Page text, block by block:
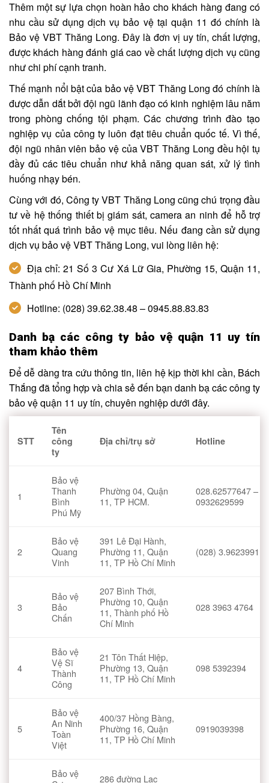
Thêm một sự lựa chọn hoàn hảo cho khách hàng đang có
nhu cầu sử dụng dịch vụ bảo vệ tại quận 11 đó chính là
Bảo vệ VBT Thăng Long. Đây là đơn vị uy tín, chất lượng,
được khách hàng đánh giá cao về chất lượng dịch vụ cũng
như chi phí cạnh tranh.
Thế mạnh nổi bật của bảo vệ VBT Thăng Long đó chính là
được dẫn dắt bởi đội ngũ lãnh đạo có kinh nghiệm lâu năm
trong phòng chống tội phạm. Các chương trình đào tạo
nghiệp vụ của công ty luôn đạt tiêu chuẩn quốc tế. Vì thế,
đội ngũ nhân viên bảo vệ của VBT Thăng Long đều hội tụ
đầy đủ các tiêu chuẩn như khả năng quan sát, xử lý tình
huống nhạy bén.
Cùng với đó, Công ty VBT Thăng Long cũng chú trọng đầu
tư về hệ thống thiết bị giám sát, camera an ninh để hỗ trợ
tốt nhất quá trình bảo vệ mục tiêu. Nếu đang cần sử dụng
dịch vụ bảo vệ VBT Thăng Long, vui lòng liên hệ:
Địa chỉ: 21 Số 3 Cư Xá Lữ Gia, Phường 15, Quận 11,
Thành phố Hồ Chí Minh
Hotline: (028) 39.62.38.48 – 0945.88.83.83
Danh bạ các công ty bảo vệ quận 11 uy tín
tham khảo thêm
Để dễ dàng tra cứu thông tin, liên hệ kịp thời khi cần, Bách
Thắng đã tổng hợp và chia sẻ đến bạn danh bạ các công ty
bảo vệ quận 11 uy tín, chuyên nghiệp dưới đây.
STT
Tên
công
ty
Địa chỉ/trụ sở Hotline
1
Bảo vệ
Thanh
Bình
Phú Mỹ
Phường 04, Quận
11, TP HCM.
028.62577647 –
0932629599
2
Bảo vệ
Quang
Vinh
391 Lê Đại Hành,
Phường 11, Quận
11, TP Hồ Chí Minh
(028) 3.9623991
3
Bảo vệ
Bảo
Chấn
207 Bình Thới,
Phường 10, Quận
11, Thành phố Hồ
Chí Minh
028 3963 4764
4
Bảo vệ
Vệ Sĩ
Thành
Công
21 Tôn Thất Hiệp,
Phường 13, Quận
11, TP Hồ Chí Minh
098 5392394
5
Bảo vệ
An Ninh
Toàn
Việt
400/37 Hồng Bàng,
Phường 16, Quận
11, TP Hồ Chí Minh
0919039398
Bảo vệ
286 đường Lạc